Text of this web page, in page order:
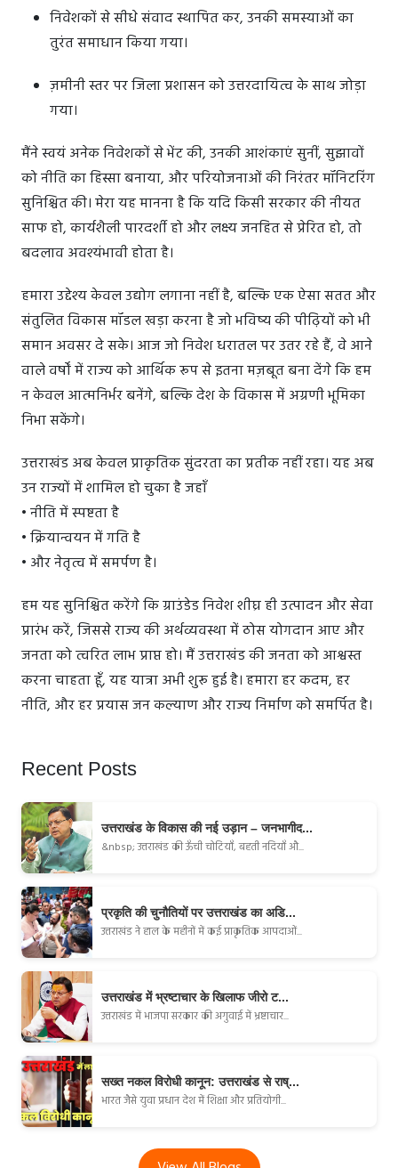
निवेशकों से सीधे संवाद स्थापित कर, उनकी समस्याओं का
तुरंत समाधान किया गया।
ज़मीनी स्तर पर जिला प्रशासन को उत्तरदायित्व के साथ जोड़ा
गया।
मैंने स्वयं अनेक निवेशकों से भेंट की, उनकी आशंकाएं सुनीं, सुझावों
को नीति का हिस्सा बनाया, और परियोजनाओं की निरंतर मॉनिटरिंग
सुनिश्चित की। मेरा यह मानना है कि यदि किसी सरकार की नीयत
साफ हो, कार्यशैली पारदर्शी हो और लक्ष्य जनहित से प्रेरित हो, तो
बदलाव अवश्यंभावी होता है।
हमारा उद्देश्य केवल उद्योग लगाना नहीं है, बल्कि एक ऐसा सतत और
संतुलित विकास मॉडल खड़ा करना है जो भविष्य की पीढ़ियों को भी
समान अवसर दे सके। आज जो निवेश धरातल पर उतर रहे हैं, वे आने
वाले वर्षों में राज्य को आर्थिक रूप से इतना मज़बूत बना देंगे कि हम
न केवल आत्मनिर्भर बनेंगे, बल्कि देश के विकास में अग्रणी भूमिका
निभा सकेंगे।
उत्तराखंड अब केवल प्राकृतिक सुंदरता का प्रतीक नहीं रहा। यह अब
उन राज्यों में शामिल हो चुका है जहाँ
• नीति में स्पष्टता है
• क्रियान्वयन में गति है
• और नेतृत्व में समर्पण है।
हम यह सुनिश्चित करेंगे कि ग्राउंडेड निवेश शीघ्र ही उत्पादन और सेवा
प्रारंभ करें, जिससे राज्य की अर्थव्यवस्था में ठोस योगदान आए और
जनता को त्वरित लाभ प्राप्त हो। मैं उत्तराखंड की जनता को आश्वस्त
करना चाहता हूँ, यह यात्रा अभी शुरू हुई है। हमारा हर कदम, हर
नीति, और हर प्रयास जन कल्याण और राज्य निर्माण को समर्पित है।
Recent Posts
उत्तराखंड के विकास की नई उड़ान – जनभागीद...
&nbsp; उत्तराखंड की ऊँची चोटियाँ, बहती नदियाँ औ...
प्रकृति की चुनौतियों पर उत्तराखंड का अडि...
उत्तराखंड ने हाल के महीनों में कई प्राकृतिक आपदाओं...
उत्तराखंड में भ्रष्टाचार के खिलाफ जीरो ट...
उत्तराखंड में भाजपा सरकार की अगुवाई में भ्रष्टाचार...
सख्त नकल विरोधी कानून: उत्तराखंड से राष्...
भारत जैसे युवा प्रधान देश में शिक्षा और प्रतियोगी...